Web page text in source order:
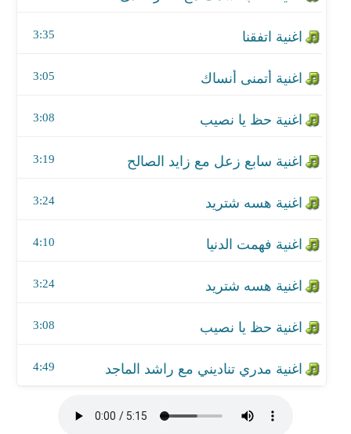
3:35
3:05
3:08
3:19
اغنية هسه شتريد
3:24
اغنية فهمت الدنيا
4:10
اغنية هسه شتريد
3:24
اغنية حظ يا نصيب
3:08
4:49